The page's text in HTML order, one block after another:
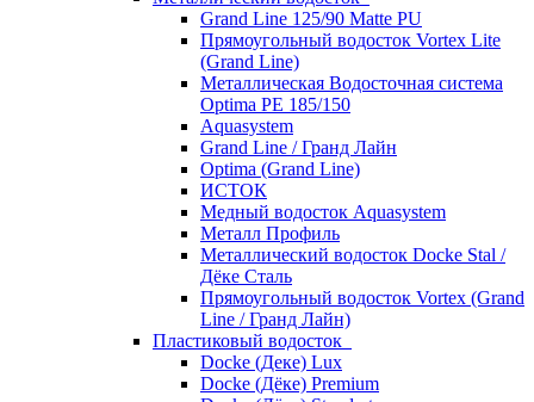
Grand Line 125/90 Matte PU
Прямоугольный водосток Vortex Lite
(Grand Line)
Металлическая Водосточная система
Optima PE 185/150
Aquasystem
Grand Line / Гранд Лайн
Optima (Grand Line)
ИСТОК
Медный водосток Aquasystem
Металл Профиль
Металлический водосток Docke Stal /
Дёке Сталь
Прямоугольный водосток Vortex (Grand
Line / Гранд Лайн)
Пластиковый водосток
Docke (Деке) Lux
Docke (Дёке) Premium